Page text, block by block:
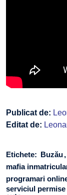
Publicat de:
Editat de:
Etichete: Buzău
mafia
programari
serviciul permise